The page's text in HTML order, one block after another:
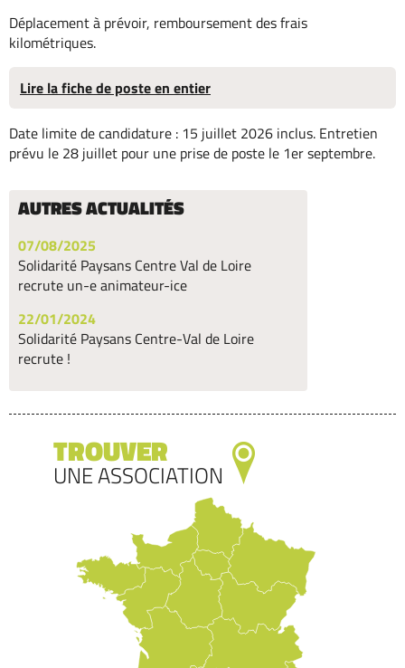
Déplacement à prévoir, remboursement des frais
kilométriques.
Lire la fiche de poste en entier
Date limite de candidature : 15 juillet 2026 inclus. Entretien
prévu le 28 juillet pour une prise de poste le 1er septembre.
AUTRES ACTUALITÉS
07/08/2025
Solidarité Paysans Centre Val de Loire
recrute un-e animateur-ice
22/01/2024
Solidarité Paysans Centre-Val de Loire
recrute !
TROUVER
UNE ASSOCIATION